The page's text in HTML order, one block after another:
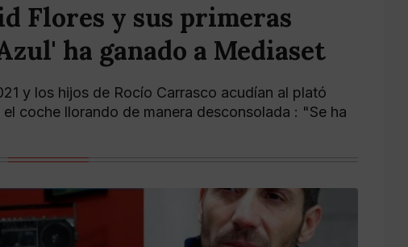
Flores y sus primeras
ha ganado a Mediaset
y los hijos de Rocío Carrasco acudían al plató
coche llorando de manera desconsolada : "Se ha